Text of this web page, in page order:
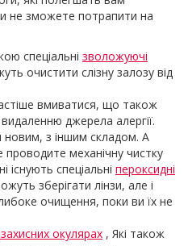
не зможете потрапити на
спеціальні зволожуючі
очистити слізну залозу від
вмиватися, що також
джерела алергії.
новим, з іншим складом. А
механічну чистку
існують спеціальні пероксидні
зберігати лінзи, але і
очищення, поки ви їх не
окулярах , Які також